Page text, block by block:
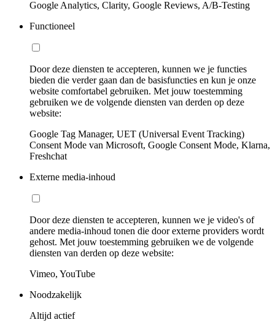
Google Analytics, Clarity, Google Reviews, A/B-Testing
Functioneel
Door deze diensten te accepteren, kunnen we je functies
bieden die verder gaan dan de basisfuncties en kun je onze
website comfortabel gebruiken. Met jouw toestemming
gebruiken we de volgende diensten van derden op deze
website:
Google Tag Manager, UET (Universal Event Tracking)
Consent Mode van Microsoft, Google Consent Mode, Klarna,
Freshchat
Externe media-inhoud
Door deze diensten te accepteren, kunnen we je video's of
andere media-inhoud tonen die door externe providers wordt
gehost. Met jouw toestemming gebruiken we de volgende
diensten van derden op deze website:
Vimeo, YouTube
Noodzakelijk
Altijd actief